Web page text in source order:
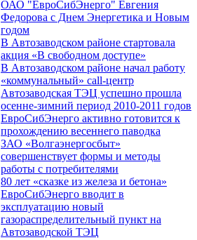
ОАО "ЕвроСибЭнерго" Евгения
Федорова с Днем Энергетика и Новым
годом
В Автозаводском районе стартовала
акция «В свободном доступе»
В Автозаводском районе начал работу
«коммунальный» call-центр
Автозаводская ТЭЦ успешно прошла
осенне-зимний период 2010-2011 годов
ЕвроСибЭнерго активно готовится к
прохождению весеннего паводка
ЗАО «Волгаэнергосбыт»
совершенствует формы и методы
работы с потребителями
80 лет «сказке из железа и бетона»
ЕвроСибЭнерго вводит в
эксплуатацию новый
газораспределительный пункт на
Автозаводской ТЭЦ